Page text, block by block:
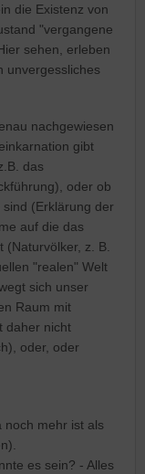
die Existenz von
"vergangene
sehen, erleben
unvergessliches
nachgewiesen
gibt
das
oder ob
(Erklärung der
auf die das
z. B.
"realen" Welt
sich unser
Raum mit
daher nicht
oder, oder
noch mehr ist als
es sein? - Alles